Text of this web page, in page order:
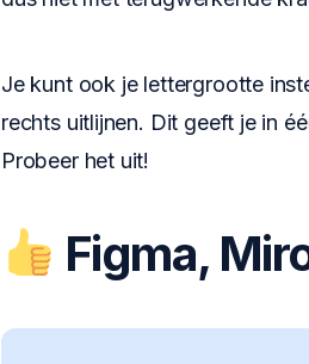
Je kunt ook je lettergrootte
rechts uitlijnen. Dit geeft je in
Probeer het uit!
Figma,